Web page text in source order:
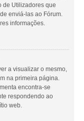
de Utilizadores que
enviá-las ao Fórum.
informações.
a visualizar o mesmo,
na primeira página.
encontra-se
respondendo ao
web.